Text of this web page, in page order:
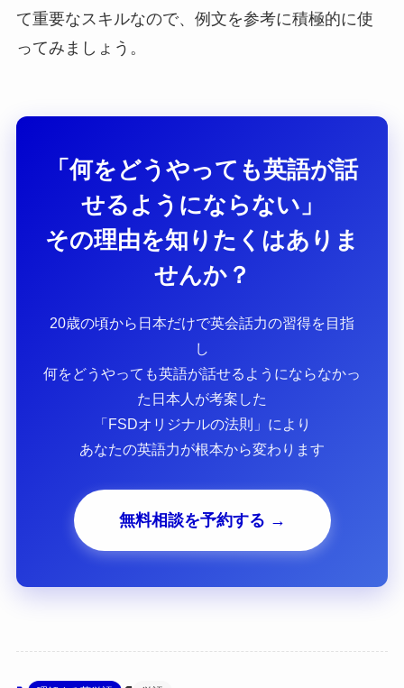
て重要なスキルなので、例文を参考に積極的に使
ってみましょう。
「何をどうやっても英語が話
せるようにならない」
その理由を知りたくはありま
せんか？
20歳の頃から日本だけで英会話力の習得を目指
し
何をどうやっても英語が話せるようにならなかっ
た日本人が考案した
「FSDオリジナルの法則」により
あなたの英語力が根本から変わります
無料相談を予約する →